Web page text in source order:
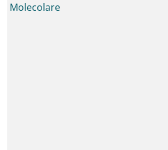
Molecolare